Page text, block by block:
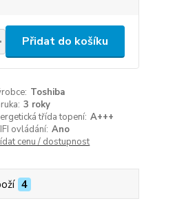
Přidat do košíku
Toshiba
3 roky
třída topení: A+++
ovládání: Ano
cenu / dostupnost
4